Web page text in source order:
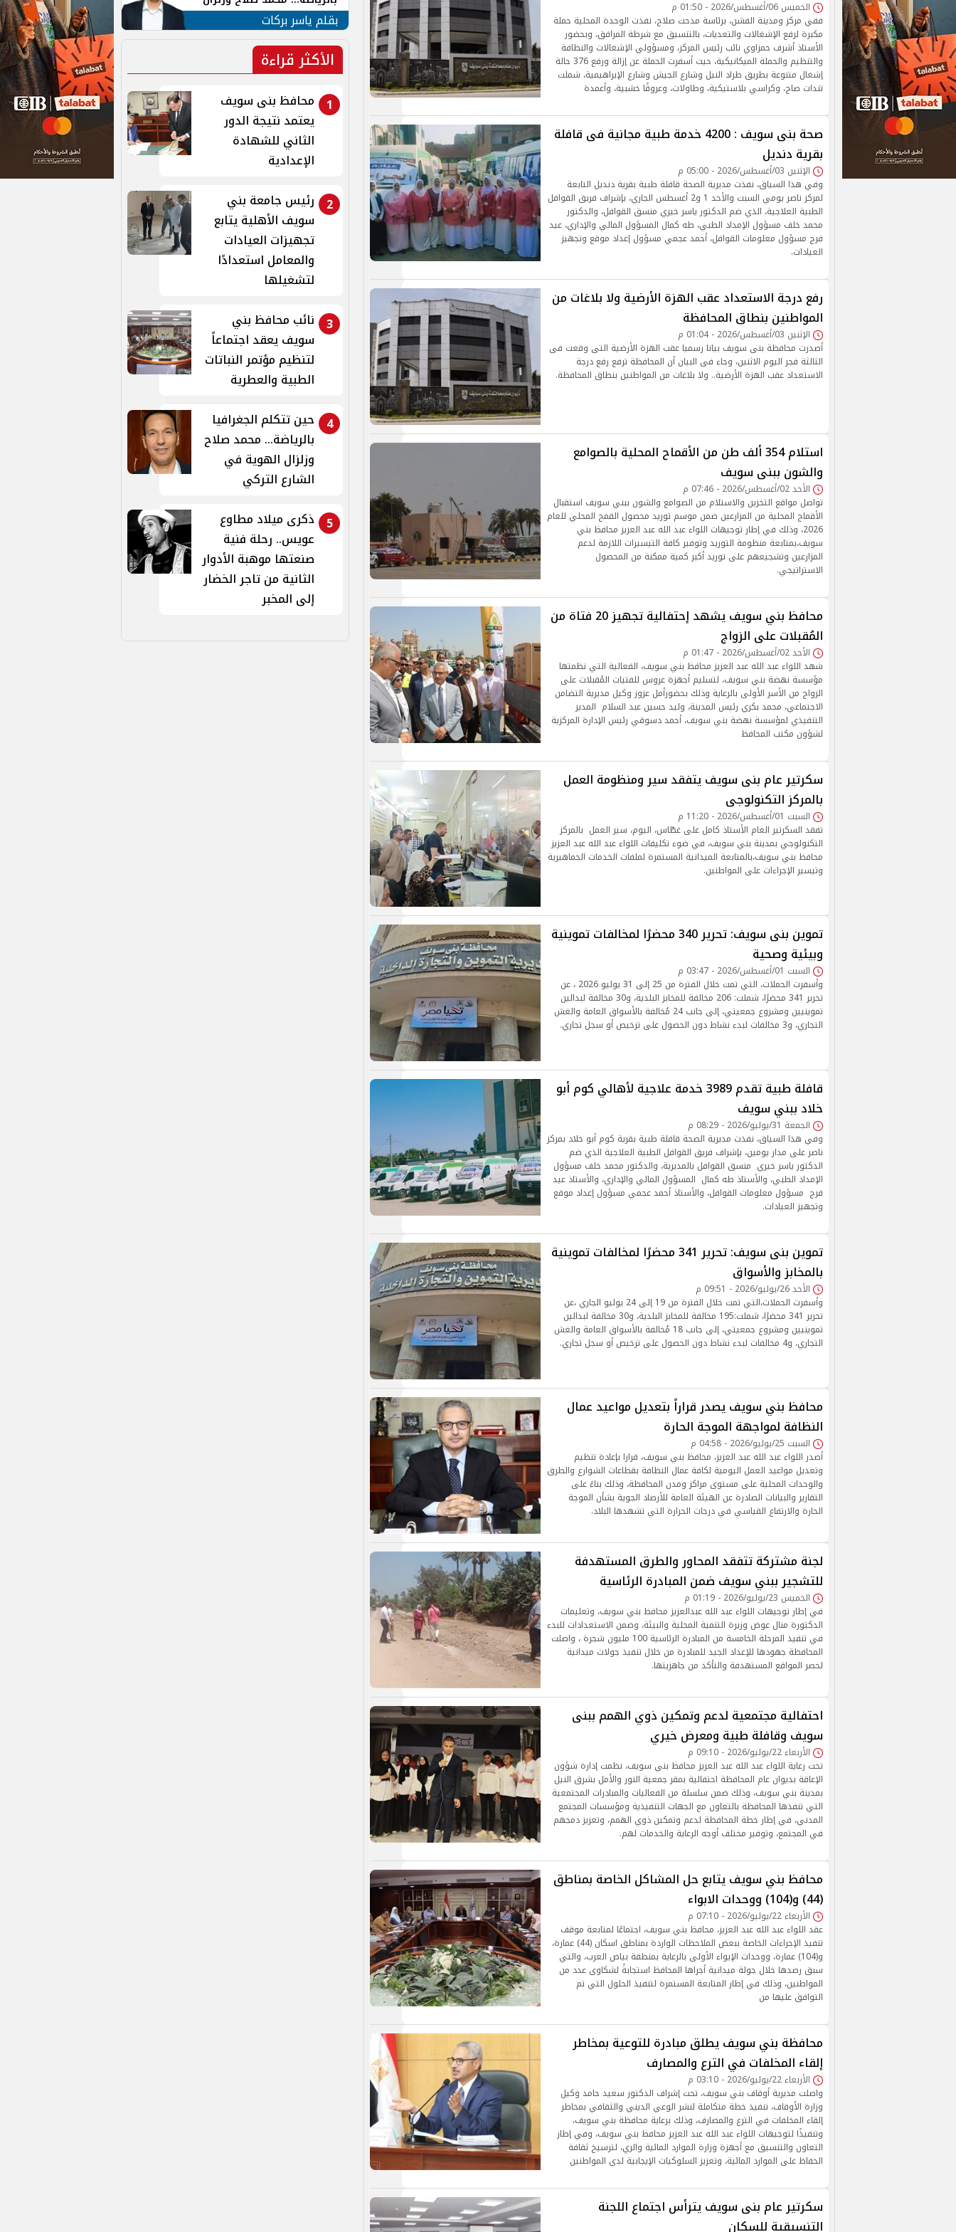
الخميس 06/أغسطس/2026 - 01:50 م
ففي مركز ومدينة الفشن، برئاسة مدحت صلاح، نفذت الوحدة المحلية حملة
مكبرة لرفع الإشغالات والتعديات، بالتنسيق مع شرطة المرافق، وبحضور
الأستاذ أشرف حمزاوي نائب رئيس المركز، ومسؤولي الإشغالات والنظافة
والتنظيم والحملة الميكانيكية، حيث أسفرت الحملة عن إزالة ورفع 376 حالة
إشغال متنوعة بطريق طراد النيل وشارع الجيش وشارع الإبراهيمية، شملت
تندات صاج، وكراسي بلاستيكية، وطاولات، وعروقًا خشبية، وأعمدة
صحة بنى سويف : 4200 خدمة طبية مجانية فى قافلة
بقرية دنديل
الإثنين 03/أغسطس/2026 - 05:00 م
وفي هذا السياق، نفذت مديرية الصحة قافلة طبية بقرية دنديل التابعة
لمركز ناصر يومي السبت والأحد 1 و2 أغسطس الجاري، بإشراف فريق القوافل
الطبية العلاجية، الذي ضم الدكتور ياسر خيري منسق القوافل، والدكتور
محمد خلف مسؤول الإمداد الطبي، طه كمال المسؤول المالي والإداري، عيد
فرج مسؤول معلومات القوافل، أحمد عجمي مسؤول إعداد موقع وتجهيز
العيادات.
رفع درجة الاستعداد عقب الهزة الأرضية ولا بلاغات من
المواطنين بنطاق المحافظة
الإثنين 03/أغسطس/2026 - 01:04 م
أصدرت محافظة بنى سويف بيانا رسميا عقب الهزة الأرضية التى وقعت فى
الثالثة فجر اليوم الاثنين، وجاء فى البيان أن المحافظة ترفع رفع درجة
الاستعداد عقب الهزة الأرضية.. ولا بلاغات من المواطنين بنطاق المحافظة.
استلام 354 ألف طن من الأقماح المحلية بالصوامع
والشون ببنى سويف
الأحد 02/أغسطس/2026 - 07:46 م
تواصل مواقع التخزين والاستلام من الصوامع والشون ببني سويف استقبال
الأقماح المحلية من المزارعين ضمن موسم توريد محصول القمح المحلي للعام
2026، وذلك في إطار توجيهات اللواء عبد الله عبد العزيز محافظ بني
سويف،بمتابعة منظومة التوريد وتوفير كافة التيسيرات اللازمة لدعم
المزارعين وتشجيعهم على توريد أكبر كمية ممكنة من المحصول
الاستراتيجي.
محافظ بني سويف يشهد إحتفالية تجهيز 20 فتاة من
المُقبلات على الزواج
الأحد 02/أغسطس/2026 - 01:47 م
شهد اللواء عبد الله عبد العزيز محافظ بني سويف، الفعالية التي نظمتها
مؤسسة نهضة بني سويف، لتسليم أجهزة عروس للفتيات المُقبلات على
الزواج من الأسر الأولى بالرعاية وذلك بحضورأمل عزوز وكيل مديرية التضامن
الاجتماعي، محمد بكري رئيس المدينة، وليد حسين عبد السلام المدير
التنفيذي لمؤسسة نهضة بني سويف، أحمد دسوقي رئيس الإدارة المركزية
لشؤون مكتب المحافظ
سكرتير عام بنى سويف يتفقد سير ومنظومة العمل
بالمركز التكنولوجى
السبت 01/أغسطس/2026 - 11:20 م
تفقد السكرتير العام الأستاذ كامل على غطّاس، اليوم، سير العمل بالمركز
التكنولوجي بمدينة بني سويف، في ضوء تكليفات اللواء عبد الله عبد العزيز
محافظ بني سويف،بالمتابعة الميدانية المستمرة لملفات الخدمات الجماهيرية
وتيسير الإجراءات على المواطنين.
تموين بنى سويف: تحرير 340 محضرًا لمخالفات تموينية
وبيئية وصحية
السبت 01/أغسطس/2026 - 03:47 م
وأسفرت الحملات، التي تمت خلال الفترة من 25 إلى 31 يوليو 2026 ، عن
تحرير 341 محضرًا، شملت: 206 مخالفة للمخابز البلدية، و30 مخالفة لبدالين
تموينيين ومشروع جمعيتي، إلى جانب 24 مُخالفة بالأسواق العامة والغش
التجاري، و3 مخالفات لبدء نشاط دون الحصول على ترخيص أو سجل تجاري.
قافلة طبية تقدم 3989 خدمة علاجية لأهالي كوم أبو
خلاد ببني سويف
الجمعة 31/يوليو/2026 - 08:29 م
وفي هذا السياق، نفذت مديرية الصحة قافلة طبية بقرية كوم أبو خلاد بمركز
ناصر على مدار يومين، بإشراف فريق القوافل الطبية العلاجية الذي ضم
الدكتور ياسر خيري منسق القوافل بالمديرية، والدكتور محمد خلف مسؤول
الإمداد الطبي، والأستاذ طه كمال المسؤول المالي والإداري، والأستاذ عيد
فرج مسؤول معلومات القوافل، والأستاذ أحمد عجمي مسؤول إعداد موقع
وتجهيز العيادات.
تموين بنى سويف: تحرير 341 محضرًا لمخالفات تموينية
بالمخابز والأسواق
الأحد 26/يوليو/2026 - 09:51 م
وأسفرت الحملات،التي تمت خلال الفترة من 19 إلى 24 يوليو الجاري ،عن
تحرير 341 محضرًا، شملت:195 مخالفة للمخابز البلدية، و30 مخالفة لبدالين
تموينيين ومشروع جمعيتي، إلى جانب 18 مُخالفة بالأسواق العامة والغش
التجاري، و4 مخالفات لبدء نشاط دون الحصول على ترخيص أو سجل تجاري.
محافظ بني سويف يصدر قراراً بتعديل مواعيد عمال
النظافة لمواجهة الموجة الحارة
السبت 25/يوليو/2026 - 04:58 م
أصدر اللواء عبد الله عبد العزيز، محافظ بني سويف، قرارا بإعادة تنظيم
وتعديل مواعيد العمل اليومية لكافة عمال النظافة بقطاعات الشوارع والطرق
والوحدات المحلية على مستوى مراكز ومدن المحافظة، وذلك بناءً على
التقارير والبيانات الصادرة عن الهيئة العامة للأرصاد الجوية بشأن الموجة
الحارة والارتفاع القياسي في درجات الحرارة التي تشهدها البلاد.
لجنة مشتركة تتفقد المحاور والطرق المستهدفة
للتشجير ببني سويف ضمن المبادرة الرئاسية
الخميس 23/يوليو/2026 - 01:19 م
في إطار توجيهات اللواء عبد الله عبدالعزيز محافظ بني سويف، وتعليمات
الدكتورة منال عوض وزيرة التنمية المحلية والبيئة، وضمن الاستعدادات للبدء
في تنفيذ المرحلة الخامسة من المبادرة الرئاسية 100 مليون شجرة ، واصلت
المحافظة جهودها للإعداد الجيد للمبادرة من خلال تنفيذ جولات ميدانية
لحصر المواقع المستهدفة والتأكد من جاهزيتها.
احتفالية مجتمعية لدعم وتمكين ذوي الهمم ببنى
سويف وقافلة طبية ومعرض خيري
الأربعاء 22/يوليو/2026 - 09:10 م
تحت رعاية اللواء عبد الله عبد العزيز محافظ بني سويف، نظمت إدارة شؤون
الإعاقة بديوان عام المحافظة احتفالية بمقر جمعية النور والأمل بشرق النيل
بمدينة بني سويف، وذلك ضمن سلسلة من الفعاليات والمبادرات المجتمعية
التي تنفذها المحافظة بالتعاون مع الجهات التنفيذية ومؤسسات المجتمع
المدني، في إطار خطة المحافظة لدعم وتمكين ذوي الهمم، وتعزيز دمجهم
في المجتمع، وتوفير مختلف أوجه الرعاية والخدمات لهم.
محافظ بني سويف يتابع حل المشاكل الخاصة بمناطق
(44) و(104) ووحدات الابواء
الأربعاء 22/يوليو/2026 - 07:10 م
عقد اللواء عبد الله عبد العزيز، محافظ بني سويف، اجتماعًا لمتابعة موقف
تنفيذ الإجراءات الخاصة ببعض الملاحظات الواردة بمناطق اسكان (44) عمارة،
و(104) عمارة، ووحدات الإيواء الأولى بالرعاية بمنطقة بياض العرب، والتي
سبق رصدها خلال جولة ميدانية أجراها المحافظ استجابةً لشكاوى عدد من
المواطنين، وذلك في إطار المتابعة المستمرة لتنفيذ الحلول التي تم
التوافق عليها من
محافظة بني سويف يطلق مبادرة للتوعية بمخاطر
إلقاء المخلفات في الترع والمصارف
الأربعاء 22/يوليو/2026 - 03:10 م
واصلت مديرية أوقاف بني سويف، تحت إشراف الدكتور سعيد حامد وكيل
وزارة الأوقاف، تنفيذ خطة متكاملة لنشر الوعي الديني والثقافي بمخاطر
إلقاء المخلفات في الترع والمصارف، وذلك برعاية محافظة بني سويف،
وتنفيذًا لتوجيهات اللواء عبد الله عبد العزيز محافظ بني سويف، وفي إطار
التعاون والتنسيق مع أجهزة وزارة الموارد المائية والري، لترسيخ ثقافة
الحفاظ على الموارد المائية، وتعزيز السلوكيات الإيجابية لدى المواطنين
سكرتير عام بنى سويف يترأس اجتماع اللجنة
التنسيقية للسكان
الهوية في الشارع التركي
بقلم ياسر بركات
الأكثر قراءة
1
محافظ بنى سويف
يعتمد نتيجة الدور
الثاني للشهادة
الإعدادية
2
رئيس جامعة بني
سويف الأهلية يتابع
تجهيزات العيادات
والمعامل استعدادًا
لتشغيلها
3 نائب محافظ بني
سويف يعقد اجتماعاً
لتنظيم مؤتمر النباتات
الطبية والعطرية
4
حين تتكلم الجغرافيا
بالرياضة... محمد صلاح
وزلزال الهوية في
الشارع التركي
5
ذكرى ميلاد مطاوع
عويس.. رحلة فنية
صنعتها موهبة الأدوار
الثانية من تاجر الخضار
إلى المخبر